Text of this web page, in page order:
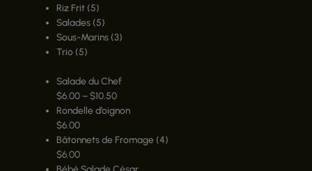
Riz Frit (5)
Salades (5)
Sous-Marins (3)
Trio (5)
Salade du Chef
$6.00 –$10.50
Rondelle d’oignon
$6.00
Bâtonnets de Fromage (4)
$6.00